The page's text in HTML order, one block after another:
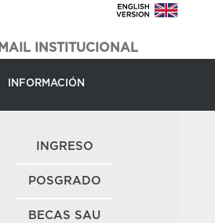
MAIL INSTITUCIONAL
INFORMACIÓN
INGRESO
POSGRADO
BECAS SAU